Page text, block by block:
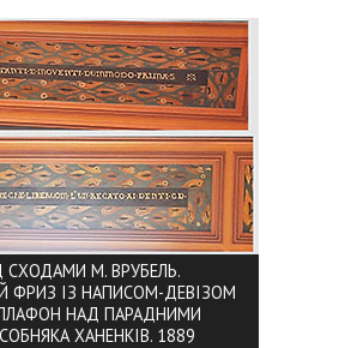
СХОДАМИ М. ВРУБЕЛЬ.
ФРИЗ ІЗ НАПИСОМ-ДЕВІЗОМ
НАД ПАРАДНИМИ
ХАНЕНКІВ. 1889